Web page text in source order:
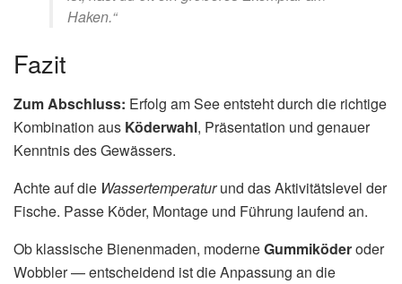
Haken.“
Fazit
Zum Abschluss: Erfolg am See entsteht durch die richtige
Kombination aus Köderwahl, Präsentation und genauer
Kenntnis des Gewässers.
Achte auf die Wassertemperaturund das Aktivitätslevel der
Fische. Passe Köder, Montage und Führung laufend an.
Ob klassische Bienenmaden, moderneGummiköderoder
Wobbler — entscheidend ist die Anpassung an die